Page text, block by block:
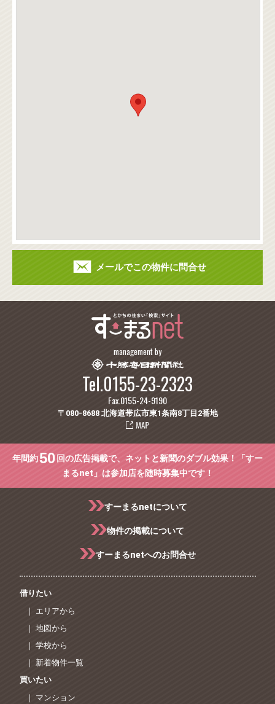
メールでこの物件に問合せ
management by
Tel.0155-23-2323
Fax.0155-24-9190
〒080-8688 北海道帯広市東1条南8丁目2番地
年間約50 回の広告掲載で、ネットと新聞のダブル効果！「すー
まるnet」は参加店を随時募集中です！
すーまるnetについて
物件の掲載について
すーまるnetへのお問合せ
借りたい
｜ エリアから
｜ 地図から
｜ 学校から
｜ 新着物件一覧
買いたい
｜ マンション